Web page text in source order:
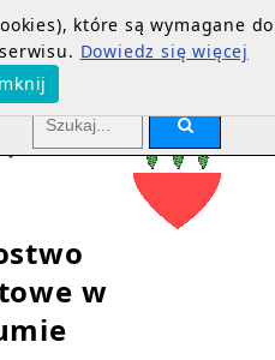
w
które są wymagane do
Dowiedz się więcej